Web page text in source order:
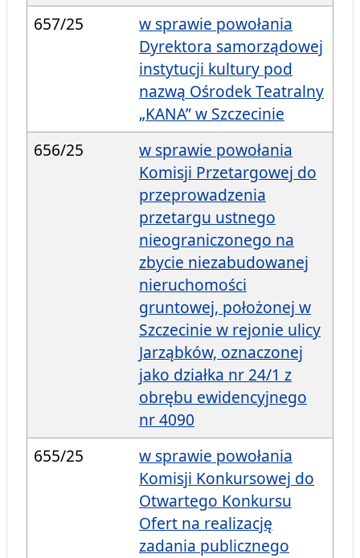
657/25
w sprawie powołania
Dyrektora samorządowej
instytucji kultury pod
nazwą Ośrodek Teatralny
„KANA” w Szczecinie
656/25
w sprawie powołania
Komisji Przetargowej do
przeprowadzenia
przetargu ustnego
nieograniczonego na
zbycie niezabudowanej
nieruchomości
gruntowej, położonej w
Szczecinie w rejonie ulicy
Jarząbków, oznaczonej
jako działka nr 24/1 z
obrębu ewidencyjnego
nr 4090
655/25
w sprawie powołania
Komisji Konkursowej do
Otwartego Konkursu
Ofert na realizację
zadania publicznego